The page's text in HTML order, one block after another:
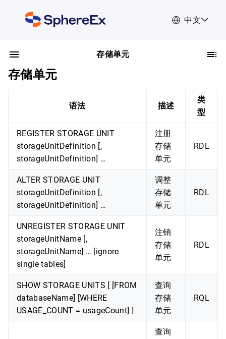
中文
存储单元
存储单元
语法 描述
类
型
REGISTER STORAGE UNIT
storageUnitDefinition [,
storageUnitDefinition] …
注册
存储
单元
RDL
ALTER STORAGE UNIT
storageUnitDefinition [,
storageUnitDefinition] …
调整
存储
单元
RDL
UNREGISTER STORAGE UNIT
storageUnitName [,
storageUnitName] … [ignore
single tables]
注销
存储
单元
RDL
SHOW STORAGE UNITS [ [FROM
databaseName] [WHERE
USAGE_COUNT = usageCount] ]
查询
存储
单元
RQL
查询